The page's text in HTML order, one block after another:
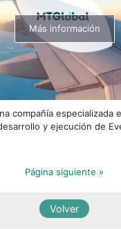
Más información
compañía especializada
y ejecución de
Página siguiente »